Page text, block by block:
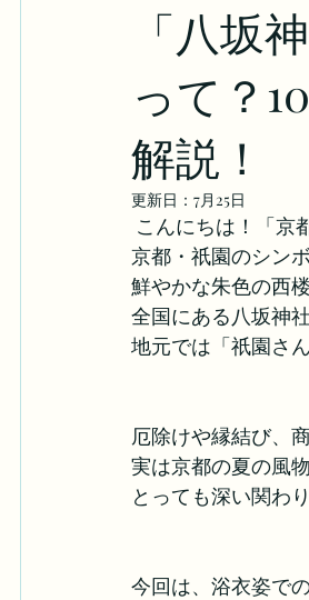
「八坂
って？
解説！
更新日： 7月25日
こんにちは！「京
京都・祇園のシン
鮮やかな朱色の西
全国にある八坂神
地元では「祇園さ
厄除けや縁結び、
実は京都の夏の風
とっても深い関わ
今回は、浴衣姿で